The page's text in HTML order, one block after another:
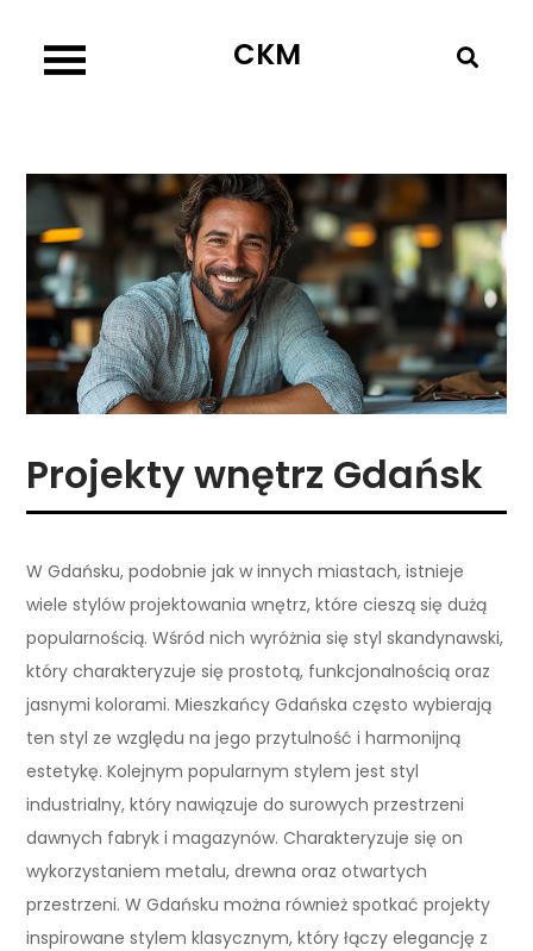
content
CKM
Projekty wnętrz Gdańsk
W Gdańsku, podobnie jak w innych miastach, istnieje
wiele stylów projektowania wnętrz, które cieszą się dużą
popularnością. Wśród nich wyróżnia się styl skandynawski,
który charakteryzuje się prostotą, funkcjonalnością oraz
jasnymi kolorami. Mieszkańcy Gdańska często wybierają
ten styl ze względu na jego przytulność i harmonijną
estetykę. Kolejnym popularnym stylem jest styl
industrialny, który nawiązuje do surowych przestrzeni
dawnych fabryk i magazynów. Charakteryzuje się on
wykorzystaniem metalu, drewna oraz otwartych
przestrzeni. W Gdańsku można również spotkać projekty
inspirowane stylem klasycznym, który łączy elegancję z